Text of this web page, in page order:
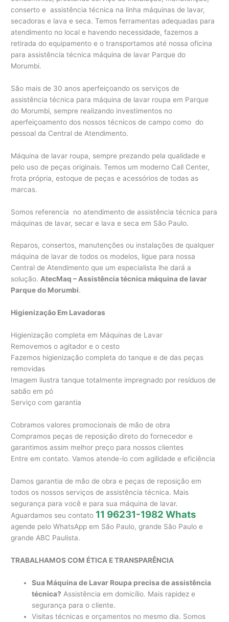
conserto e assistência técnica na linha máquinas de lavar,
secadoras e lava e seca. Temos ferramentas adequadas para
atendimento no local e havendo necessidade, fazemos a
retirada do equipamento e o transportamos até nossa oficina
para assistência técnica máquina de lavar Parque do
Morumbi.
São mais de 30 anos aperfeiçoando os serviços de
assistência técnica para máquina de lavar roupa em Parque
do Morumbi, sempre realizando investimentos no
aperfeiçoamento dos nossos técnicos de campo como do
pessoal da Central de Atendimento.
Máquina de lavar roupa, sempre prezando pela qualidade e
pelo uso de peças originais. Temos um moderno Call Center,
frota própria, estoque de peças e acessórios de todas as
marcas.
Somos referencia no atendimento de assistência técnica para
máquinas de lavar, secar e lava e seca em São Paulo.
Reparos, consertos, manutenções ou instalações de qualquer
máquina de lavar de todos os modelos, ligue para nossa
Central de Atendimento que um especialista lhe dará a
solução.AtecMaq – Assistência técnica máquina de lavar
Parque do Morumbi.
Higienização Em Lavadoras
Higienização completa em Máquinas de Lavar
Removemos o agitador e o cesto
Fazemos higienização completa do tanque e de das peças
removidas
Imagem ilustra tanque totalmente impregnado por resíduos de
sabão em pó
Serviço com garantia
Cobramos valores promocionais de mão de obra
Compramos peças de reposição direto do fornecedor e
garantimos assim melhor preço para nossos clientes
Entre em contato. Vamos atende-lo com agilidade e eficiência
Damos garantia de mão de obra e peças de reposição em
todos os nossos serviços de assistência técnica. Mais
segurança para você e para sua máquina de lavar.
Aguardamos seu contato 11 96231-1982 Whats
agende pelo WhatsApp em São Paulo, grande São Paulo e
grande ABC Paulista.
TRABALHAMOS COM ÉTICA E TRANSPARÊNCIA
Sua Máquina de Lavar Roupa precisa de assistência
técnica? Assistência em domicílio. Mais rapidez e
segurança para o cliente.
Visitas técnicas e orçamentos no mesmo dia. Somos